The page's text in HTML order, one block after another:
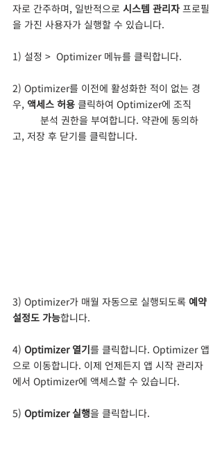
자로 간주하며, 일반적으로 시스템 관리자 프로필
을 가진 사용자가 실행할 수 있습니다.
1) 설정 >  Optimizer 메뉴를 클릭합니다.
2) Optimizer를 이전에 활성화한 적이 없는 경
우, 액세스 허용 클릭하여 Optimizer에 조직
고, 저장 후 닫기를 클릭합니다.
3) Optimizer가 매월 자동으로 실행되도록 예약
설정도 가능합니다.
4) Optimizer 열기를 클릭합니다. Optimizer 앱
으로 이동합니다. 이제 언제든지 앱 시작 관리자
에서 Optimizer에 액세스할 수 있습니다.
5) Optimizer 실행을 클릭합니다.